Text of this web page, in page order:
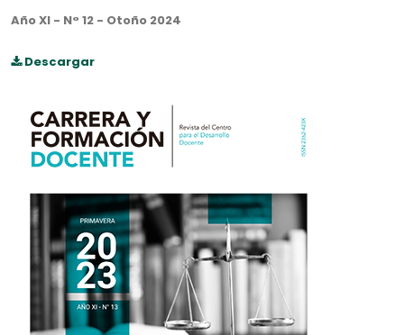
Año XI - N° 12 - Otoño 2024
Descargar